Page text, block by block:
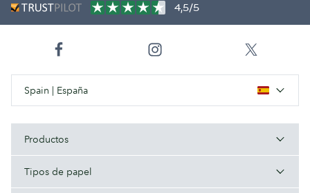
4,5/5
Spain | España
Productos
Tipos de papel